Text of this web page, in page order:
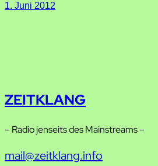
1. Juni 2012
ZEITKLANG
– Radio jenseits des Mainstreams –
mail@zeitklang.info